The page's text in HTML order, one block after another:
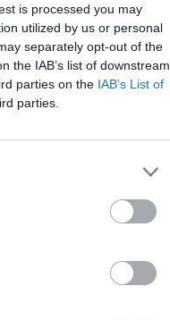
is processed you may
utilized by us or personal
separately opt-out of the
the IAB’s list of downstream
parties on the IAB’s List of
parties.